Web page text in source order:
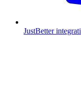
JustBetter